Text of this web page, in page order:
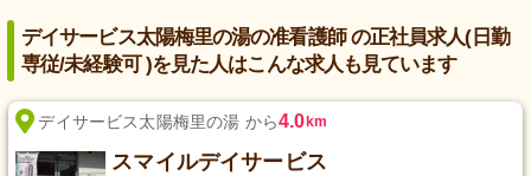
デイサービス太陽梅里の湯の准看護師 の正社員求人(日勤
専従/未経験可 )を見た人はこんな求人も見ています
デイサービス太陽梅里の湯 から4.0km
スマイルデイサービス